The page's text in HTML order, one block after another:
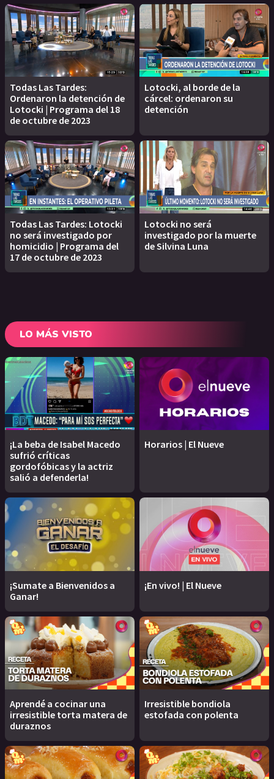
Todas Las Tardes:
Ordenaron la detención de
Lotocki | Programa del 18
de octubre de 2023
Lotocki, al borde de la
cárcel: ordenaron su
detención
Todas Las Tardes: Lotocki
no será investigado por
homicidio | Programa del
17 de octubre de 2023
Lotocki no será
investigado por la muerte
de Silvina Luna
LO MÁS VISTO
¡La beba de Isabel Macedo
sufrió críticas
gordofóbicas y la actriz
salió a defenderla!
Horarios | El Nueve
¡Sumate a Bienvenidos a
Ganar!
¡En vivo! | El Nueve
Aprendé a cocinar una
irresistible torta matera de
duraznos
Irresistible bondiola
estofada con polenta